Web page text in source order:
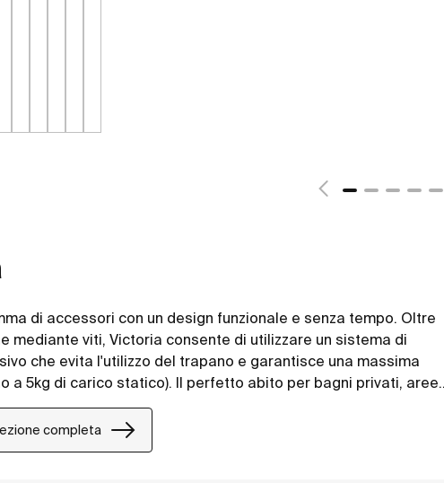
di accessori con un design funzionale e senza tempo. Oltre
mediante viti, Victoria consente di utilizzare un sistema di
che evita l'utilizzo del trapano e garantisce una massima
a 5kg di carico statico). Il perfetto abito per bagni privati, aree
e spazi pubblici, comprese le soluzioni per persone con mobilità
completa